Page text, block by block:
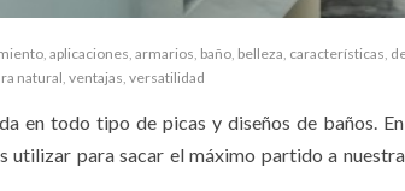
aplicaciones armarios baño belleza características
natural ventajas versatilidad
en todo tipo de picas y diseños de baños.
para sacar el máximo partido a